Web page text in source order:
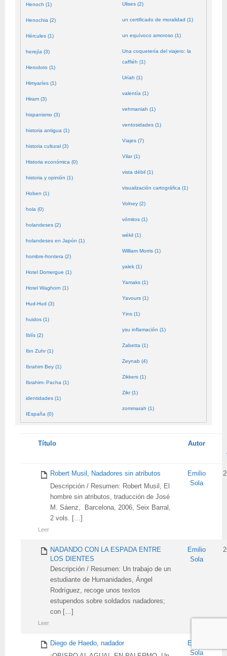
Henoch (1)
Henochia (2)
Hércules (1)
herejía (3)
Herodoto (1)
Himyaríes (1)
Hiram (3)
hispanismo (3)
historia antigua (1)
historia cultural (3)
Historia económica (0)
historia y opinión (1)
Hoben (1)
hola (0)
holandeses (2)
holandeses en Japón (1)
hombre-frontera (2)
Hotel Domergue (1)
Hotel Waghorn (1)
Hud-Hud (3)
huidos (1)
Iblís (2)
Ibn Zuhr (1)
Ibrahim Bey (1)
Ibrahim- Pacha (1)
identidades (1)
IEspaña (0)
Ulises (2)
un certificado de moralidad (1)
un equívoco amoroso (1)
Una coquetería del viajero: la
caffiéh (1)
Uríah (1)
valentía (1)
vehmaniah (1)
ventosidades (1)
Viajes (7)
Vilar (1)
vista débil (1)
visualización cartográfica (1)
Volney (2)
vómitos (1)
wékil (1)
William Morris (1)
yalek (1)
Yamaks (1)
Yavours (1)
Yins (1)
ysu inflamación (1)
Zabetta (1)
Zeynab (4)
Zikkers (1)
Zikr (1)
zommarah (1)
Tienes
Título
Autor
Robert Musil, Nadadores sin atributos
Descripción / Resumen: Robert Musil, El
hombre sin atributos, traducción de José
M. Sáenz, Barcelona, 2006, Seix Barral,
2 vols. […]
Leer
Emilio
Sola
NADANDO CON LA ESPADA ENTRE
LOS DIENTES
Descripción / Resumen: Un trabajo de un
estudiante de Humanidades, Ángel
Rodríguez, recoge unos textos
estupendos sobre soldados nadadores;
con […]
Leer
Emilio
Sola
Diego de Haedo, nadador
Emilio
Sola